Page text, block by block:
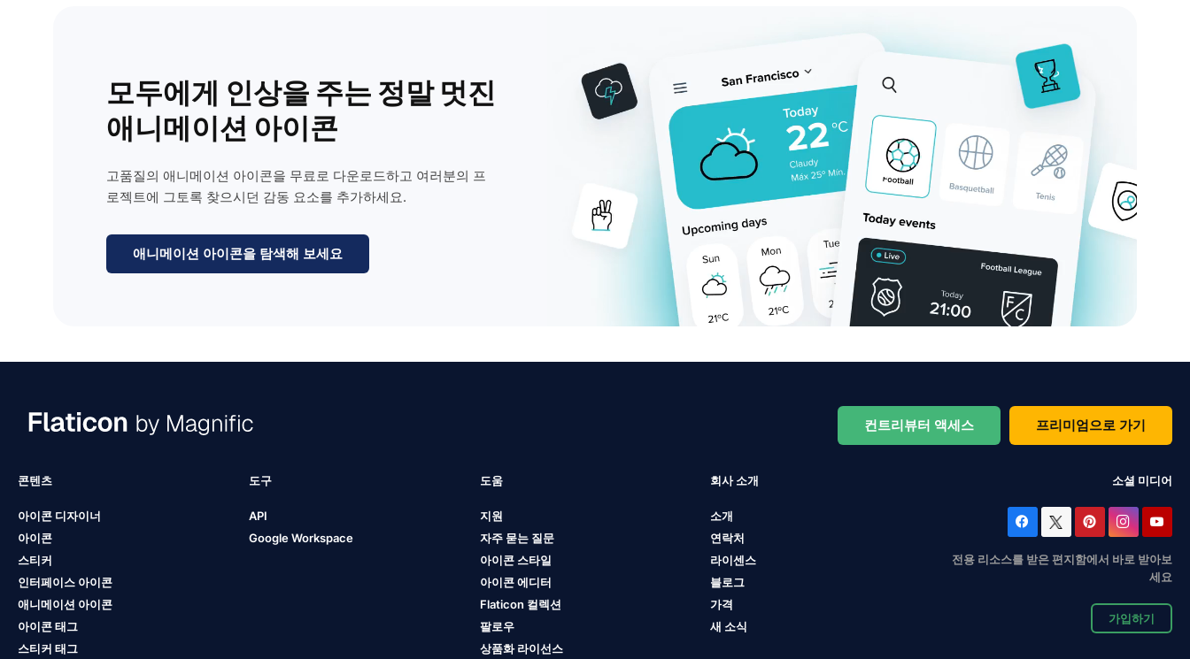
모두에게 인상을 주는 정말 멋진
애니메이션 아이콘
고품질의 애니메이션 아이콘을 무료로 다운로드하고 여러분의 프
로젝트에 그토록 찾으시던 감동 요소를 추가하세요.
애니메이션 아이콘을 탐색해 보세요
컨트리뷰터 액세스 프리미엄으로 가기
콘텐츠
아이콘 디자이너
아이콘
스티커
인터페이스 아이콘
애니메이션 아이콘
아이콘 태그
스티커 태그
도구
API
Google Workspace
도움
지원
자주 묻는 질문
아이콘 스타일
아이콘 에디터
Flaticon 컬렉션
팔로우
상품화 라이선스
회사 소개
소개
연락처
라이센스
블로그
가격
새 소식
소셜 미디어
전용 리소스를 받은 편지함에서 바로 받아보
세요
가입하기